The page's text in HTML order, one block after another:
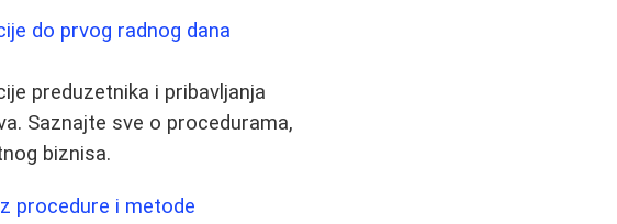
do prvog radnog dana
preduzetnika i pribavljanja
Saznajte sve o procedurama,
biznisa.
procedure i metode